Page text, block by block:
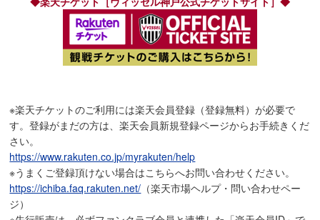
※楽天チケットのご利用には楽天会員登録（登録無料）が必要で
す。登録がまだの方は、楽天会員新規登録ページからお手続きくだ
さい。
https://www.rakuten.co.jp/myrakuten/help
※うまくご登録頂けない場合はこちらへお問い合わせください。
https://ichiba.faq.rakuten.net/ （楽天市場ヘルプ・問い合わせペー
ジ）